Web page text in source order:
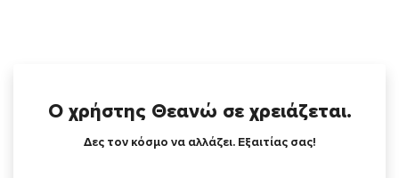
Ο χρήστης Θεανώ σε χρειάζεται.
Δες τον κόσμο να αλλάζει. Εξαιτίας σας!